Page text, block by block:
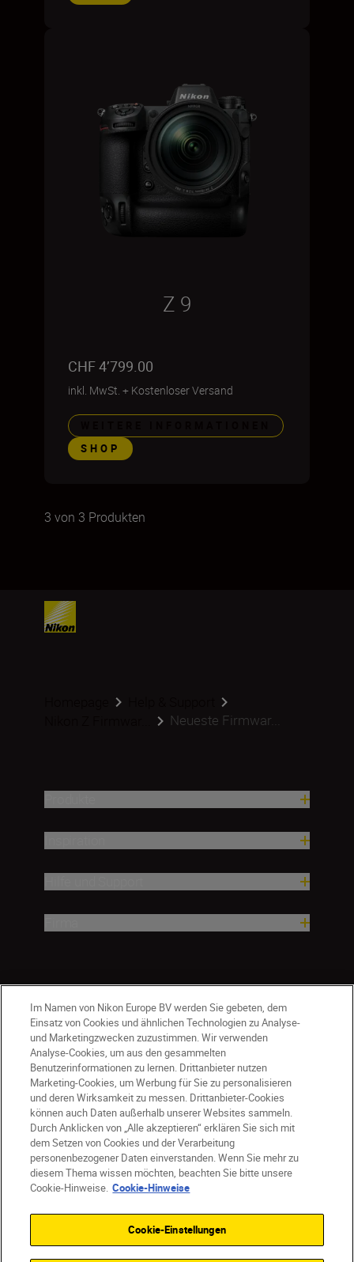
Z 9
CHF 4’799.00
inkl. MwSt. + Kostenloser Versand
SHOP
3 von 3 Produkten
Neueste Firmwar...
CH Nikon Sites
Kontaktieren Sie uns
Datenschutzhinweis
Nutzungsbedingungen
Geschäftsbedingungen des Nikon Stores
Cookie-Hinweise
Barrierefreiheit
Cookie-Einstellungen
Im Namen von Nikon Europe BV werden Sie gebeten, dem
Einsatz von Cookies und ähnlichen Technologien zu Analyse-
und Marketingzwecken zuzustimmen. Wir verwenden
Analyse-Cookies, um aus den gesammelten
Benutzerinformationen zu lernen. Drittanbieter nutzen
Marketing-Cookies, um Werbung für Sie zu personalisieren
und deren Wirksamkeit zu messen. Drittanbieter-Cookies
können auch Daten außerhalb unserer Websites sammeln.
Durch Anklicken von „Alle akzeptieren“ erklären Sie sich mit
dem Setzen von Cookies und der Verarbeitung
personenbezogener Daten einverstanden. Wenn Sie mehr zu
diesem Thema wissen möchten, beachten Sie bitte unsere
Cookie-Hinweise. Cookie-Hinweise
Cookie-Einstellungen